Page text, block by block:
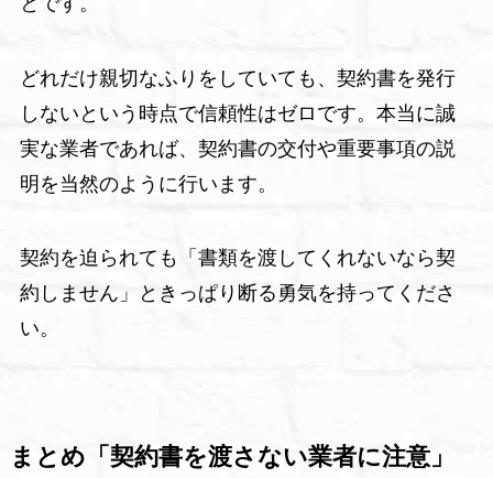
どれだけ親切なふりをしていても、契約書を発行
しないという時点で信頼性はゼロです。本当に誠
実な業者であれば、契約書の交付や重要事項の説
明を当然のように行います。
契約を迫られても「書類を渡してくれないなら契
約しません」ときっぱり断る勇気を持ってくださ
い。
まとめ「契約書を渡さない業者に注意」